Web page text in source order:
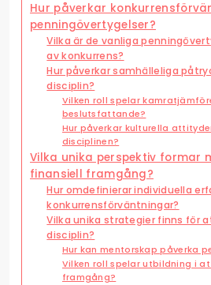
Hur påverkar
penningövertygelser?
Vilka är de vanliga
av konkurrens?
Hur påverkar samhälleliga
disciplin?
Vilken roll spelar
beslutsfattande?
Hur påverkar kulturella
disciplinen?
Vilka unika perspektiv formar
finansiell framgång?
Hur omdefinierar individuella
konkurrensförväntningar?
Vilka unika strategier finns för
disciplin?
Hur kan mentorskap påverka
Vilken roll spelar utbildning i
framgång?